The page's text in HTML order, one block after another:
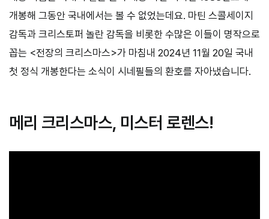
개봉해 그동안 국내에서는 볼 수 없었는데요. 마틴 스콜세이지
감독과 크리스토퍼 놀란 감독을 비롯한 수많은 이들이 명작으로
꼽는 <전장의 크리스마스>가 마침내 2024년 11월 20일 국내
첫 정식 개봉한다는 소식이 시네필들의 환호를 자아냈습니다.
메리 크리스마스, 미스터 로렌스!